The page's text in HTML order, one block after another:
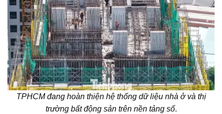
TPHCM đang hoàn thiện hệ thống dữ liệu nhà ở và thị
trường bất động sản trên nền tảng số.